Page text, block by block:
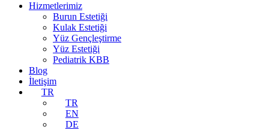
Hizmetlerimiz
Burun Estetiği
Kulak Estetiği
Yüz Gençleştirme
Yüz Estetiği
Pediatrik KBB
Blog
İletişim
TR
TR
EN
DE